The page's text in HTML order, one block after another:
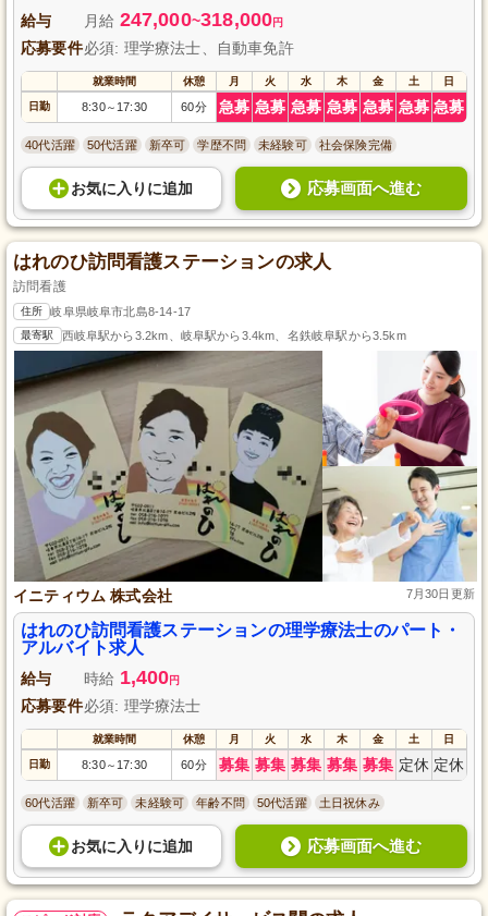
給与 月給 247,000~318,000円
応募要件必須: 理学療法士、自動車免許
就業時間 休憩 月 火 水 木 金 土 日
日勤 8:30～ 17:30 60分 急募 急募 急募 急募 急募 急募 急募
40代活躍 50代活躍 新卒可 学歴不問 未経験可 社会保険完備
お気に入り に追加 応募画面へ進む
はれのひ訪問看護ステーションの求人
訪問看護
住所 岐阜県岐阜市北島8-14-17
最寄駅 西岐阜駅から3.2km、岐阜駅から3.4km、名鉄岐阜駅から3.5km
イニティウム 株式会社 7月30日更新
はれのひ訪問看護ステーションの理学療法士のパート・
アルバイト求人
給与 時給 1,400円
応募要件必須: 理学療法士
就業時間 休憩 月 火 水 木 金 土 日
日勤 8:30～ 17:30 60分 募集 募集 募集 募集 募集 定休 定休
60代活躍 新卒可 未経験可 年齢不問 50代活躍 土日祝休み
お気に入り に追加 応募画面へ進む